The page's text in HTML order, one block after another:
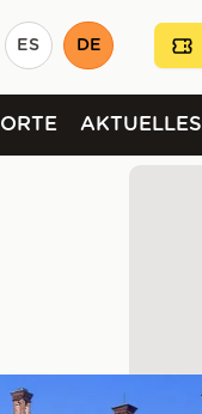
ES DE
ORTE AKTUELLES